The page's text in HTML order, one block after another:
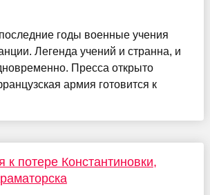
годы военные учения
Легенда учений и странна, и
Пресса открыто
армия готовится к
к потере Константиновки,